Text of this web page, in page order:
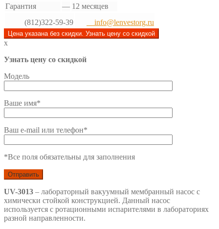
Гарантия
— 12 месяцев
(812)322-59-39
info@lenvestorg.ru
Цена указана без скидки. Узнать цену со скидкой
x
Узнать цену со скидкой
Модель
Ваше имя*
Ваш e-mail или телефон*
*Все поля обязательны для заполнения
UV-3013 – лабораторный вакуумный мембранный насос с
химически стойкой конструкцией. Данный насос
используется с ротационными испарителями в лабораториях
разной направленности.